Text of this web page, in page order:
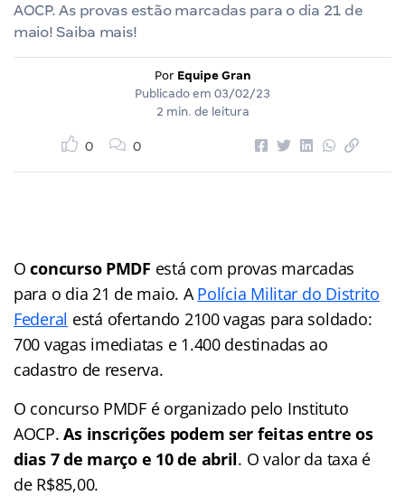
AOCP. As provas estão marcadas para o dia 21 de
maio! Saiba mais!
Por Equipe Gran
Publicado em 03/02/23
2 min. de leitura
0 0
O concurso PMDF está com provas marcadas
para o dia 21 de maio. APolícia Militar do Distrito
Federal está ofertando 2100 vagas para soldado:
700 vagas imediatas e 1.400 destinadas ao
cadastro de reserva.
O concurso PMDF é organizado pelo Instituto
AOCP.As inscrições podem ser feitas entre os
dias 7 de março e 10 de abril. O valor da taxa é
de R$85,00.